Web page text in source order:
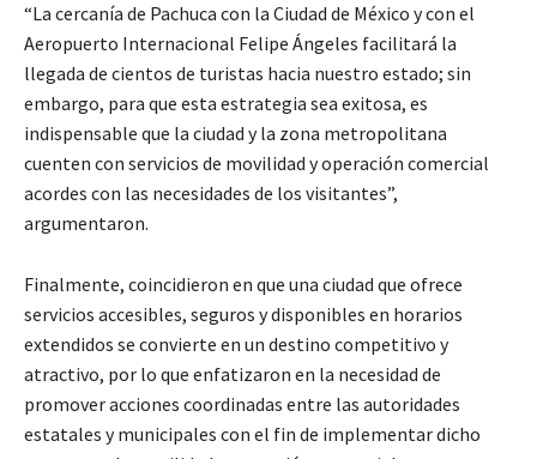
“La cercanía de Pachuca con la Ciudad de México y con el
Aeropuerto Internacional Felipe Ángeles facilitará la
llegada de cientos de turistas hacia nuestro estado; sin
embargo, para que esta estrategia sea exitosa, es
indispensable que la ciudad y la zona metropolitana
cuenten con servicios de movilidad y operación comercial
acordes con las necesidades de los visitantes”,
argumentaron.
Finalmente, coincidieron en que una ciudad que ofrece
servicios accesibles, seguros y disponibles en horarios
extendidos se convierte en un destino competitivo y
atractivo, por lo que enfatizaron en la necesidad de
promover acciones coordinadas entre las autoridades
estatales y municipales con el fin de implementar dicho